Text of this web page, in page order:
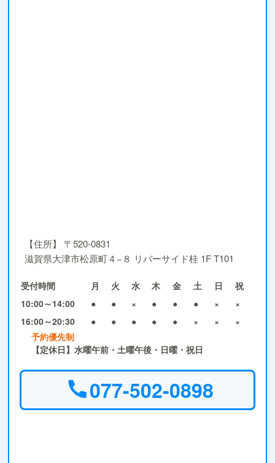
【住所】
〒520-0831
滋賀県大津市松原町４−８ リバーサイド桂 1F T101
受付時間 月 火 水 木 金 土 日
祝
10:00～14:00
● ● × ● ● ● ×
×
16:00～20:30
● ● ● ● ● × ×
×
予約優先制
【定休日】水曜午前・土曜午後・日曜・祝日
077-502-0898